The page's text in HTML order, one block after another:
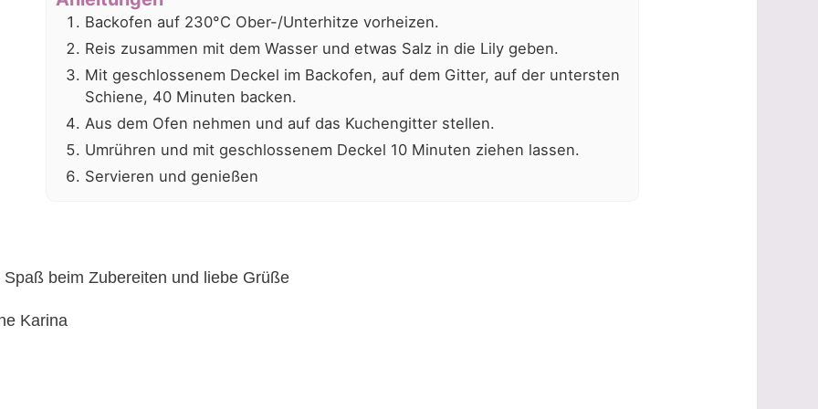
Backofen auf 230°C Ober-/Unterhitze vorheizen.
Reis zusammen mit dem Wasser und etwas Salz in die Lily geben.
Mit geschlossenem Deckel im Backofen, auf dem Gitter, auf der untersten
Schiene, 40 Minuten backen.
Aus dem Ofen nehmen und auf das Kuchengitter stellen.
Umrühren und mit geschlossenem Deckel 10 Minuten ziehen lassen.
Servieren und genießen
Spaß beim Zubereiten und liebe Grüße
Karina